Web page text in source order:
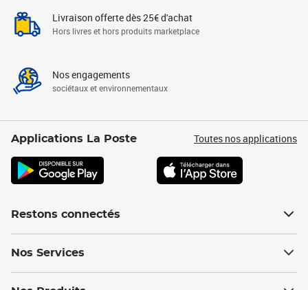
Livraison offerte dès 25€ d'achat
Hors livres et hors produits marketplace
Nos engagements
sociétaux et environnementaux
Applications La Poste Toutes nos applications
Restons connectés
Nos Services